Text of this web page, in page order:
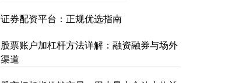
证券配资平台：正规优选指南
股票账户加杠杆方法详解：融资融券与场外
渠道